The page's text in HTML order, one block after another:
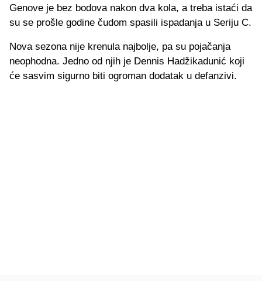
Genove je bez bodova nakon dva kola, a treba istaći da
su se prošle godine čudom spasili ispadanja u Seriju C.
Nova sezona nije krenula najbolje, pa su pojačanja
neophodna. Jedno od njih je Dennis Hadžikadunić koji
će sasvim sigurno biti ogroman dodatak u defanzivi.